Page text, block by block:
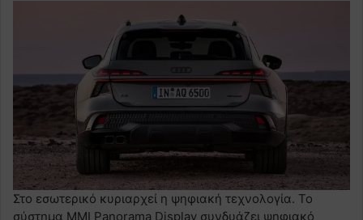
Στο εσωτερικό κυριαρχεί η ψηφιακή τεχνολογία. Το
σύστημα MMI Panorama Display συνδυάζει ψηφιακό